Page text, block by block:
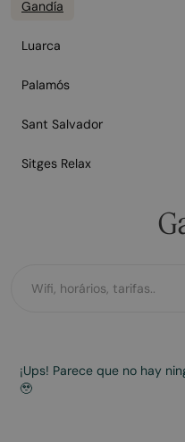
Gandía
Luarca
Palamós
Sant Salvador
Sitges Relax
¡Ups! Parece que no hay
🥹